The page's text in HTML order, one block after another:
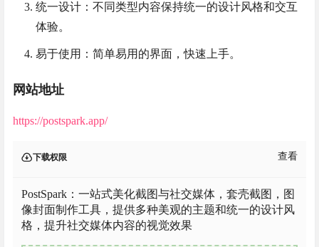
统一设计：不同类型内容保持统一的设计风格和交互
体验。
易于使用：简单易用的界面，快速上手。
网站地址
https://postspark.app/
下载权限 查看
PostSpark：一站式美化截图与社交媒体，套壳截图，图
像封面制作工具，提供多种美观的主题和统一的设计风
格，提升社交媒体内容的视觉效果